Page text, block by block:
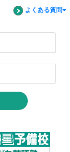
よくある質問